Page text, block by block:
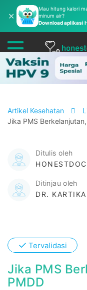
✕
Mau hitung kalori
minum air?
Download aplikasi
Artikel Kesehatan
Jika PMS
Ditulis oleh
Ditinjau oleh
DR.
✓ Tervalidasi
Jika PMS
PMDD